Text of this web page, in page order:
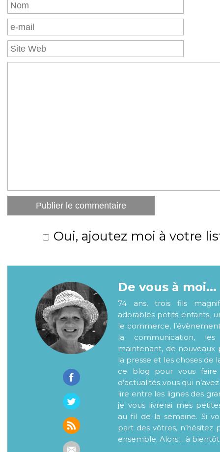
Oui, ajoutez moi à votre
De vous à moi...
74 ans, trois fils
adorables petits enfants,
le commerce,
la communication,
maintenant, de nouveaux
la presse et les choses de
ce blog pour vous faire
d’actualités..vous qui
lire entre les lignes des
je vous livrerai mes
au fil de la semaine. Si
part des vôtres, n’hésitez
ensemble. Alors… à bientôt